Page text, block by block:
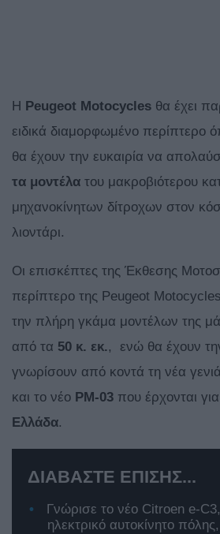
Η Peugeot Motocycles θα έχει
ειδικά διαμορφωμένο περίπτερο
θα έχουν την ευκαιρία να
τα μοντέλα του μακροβιότερου
μηχανοκίνητων δίτροχων στον
λιοντάρι.
Οι επισκέπτες της Έκθεσης
περίπτερο της Peugeot
την πλήρη γκάμα μοντέλων της
από τα 50 κ. εκ., ενώ θα έχουν
γνωρίσουν από κοντά τη νέα
και το νέο PM-03 που έρχονται για
Ελλάδα.
ΔΙΑΒΑΣΤΕ ΕΠΙΣΗΣ...
Γνώρισε το νέο Citroen e-
ηλεκτρικό αυτοκίνητο